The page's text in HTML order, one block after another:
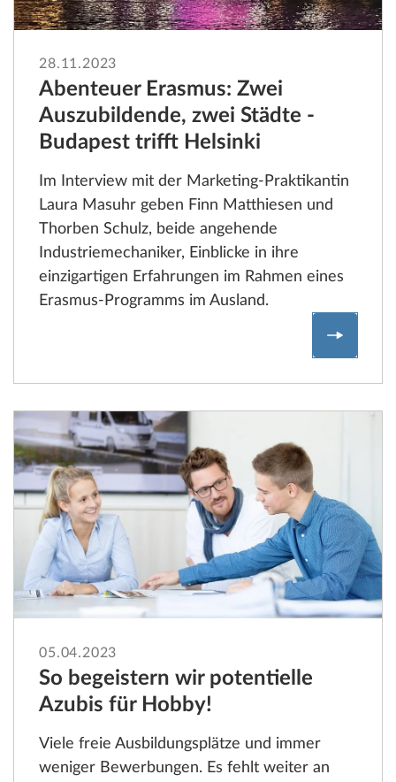
28.11.2023
Abenteuer Erasmus: Zwei
Auszubildende, zwei Städte -
Budapest trifft Helsinki
Im Interview mit der Marketing-Praktikantin
Laura Masuhr geben Finn Matthiesen und
Thorben Schulz, beide angehende
Industriemechaniker, Einblicke in ihre
einzigartigen Erfahrungen im Rahmen eines
Erasmus-Programms im Ausland.
05.04.2023
So begeistern wir potentielle
Azubis für Hobby!
Viele freie Ausbildungsplätze und immer
weniger Bewerbungen. Es fehlt weiter an